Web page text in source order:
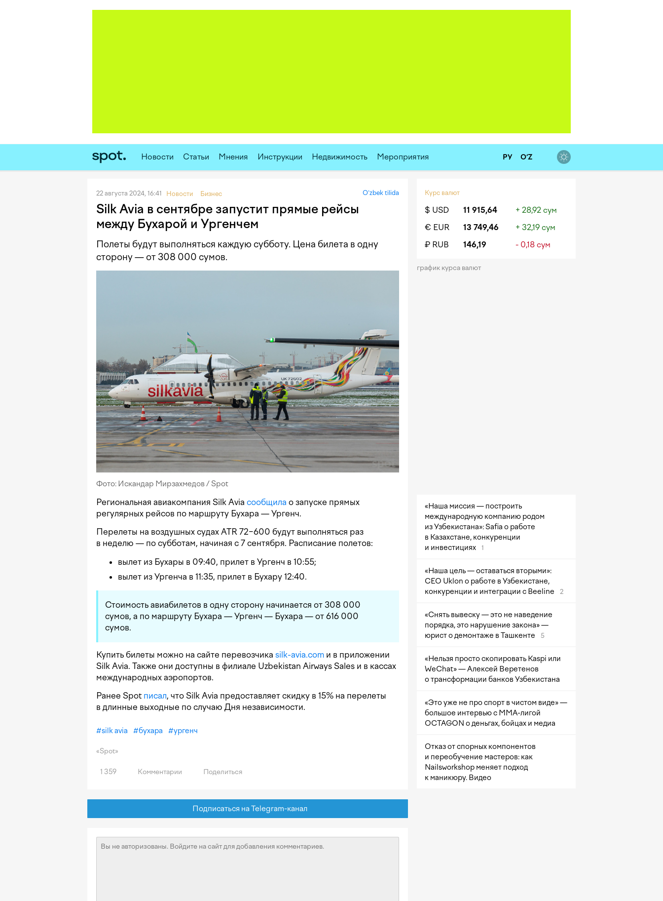
Новости Статьи Мнения Инструкции Недвижимость Мероприятия РУ O‘Z
22 августа 2024, 16:41 Новости Бизнес O‘zbek tilida
Silk Avia в сентябре запустит прямые рейсы
между Бухарой и Ургенчем
Полеты будут выполняться каждую субботу. Цена билета в одну
сторону — от 308 000 сумов.
Фото: Искандар Мирзахмедов / Spot
Региональная авиакомпания Silk Avia сообщила о запуске прямых
регулярных рейсов по маршруту Бухара — Ургенч.
Перелеты на воздушных судах ATR 72−600 будут выполняться раз
в неделю — по субботам, начиная с 7 сентября. Расписание полетов:
вылет из Бухары в 09:40, прилет в Ургенч в 10:55;
вылет из Ургенча в 11:35, прилет в Бухару 12:40.
Стоимость авиабилетов в одну сторону начинается от 308 000
сумов, а по маршруту Бухара — Ургенч — Бухара — от 616 000
сумов.
Купить билеты можно на сайте перевозчика silk-avia.com и в приложении
Silk Avia. Также они доступны в филиале Uzbekistan Airways Sales и в кассах
международных аэропортов.
Ранее Spot писал, что Silk Avia предоставляет скидку в 15% на перелеты
в длинные выходные по случаю Дня независимости.
#silk avia #бухара #ургенч
«Spot»
1 359 Комментарии Поделиться
Подписаться на Telegram-канал
Курс валют
$ USD 11 915,64
+ 28,92 сум
€ EUR
13 749,46
+ 32,19 сум
₽ RUB
146,19 - 0,18 сум
график курса валют
«Наша миссия — построить
международную компанию родом
из Узбекистана»: Safia о работе
в Казахстане, конкуренции
и инвестициях
1
«Наша цель — оставаться вторыми»:
CEO Uklon о работе в Узбекистане,
конкуренции и интеграции с Beeline
2
«Снять вывеску — это не наведение
порядка, это нарушение закона» —
юрист о демонтаже в Ташкенте
5
«Нельзя просто скопировать Kaspi или
WeChat» — Алексей Веретенов
о трансформации банков Узбекистана
«Это уже не про спорт в чистом виде» —
большое интервью с ММА-лигой
OCTAGON о деньгах, бойцах и медиа
Отказ от спорных компонентов
и переобучение мастеров: как
Nailsworkshop меняет подход
к маникюру. Видео